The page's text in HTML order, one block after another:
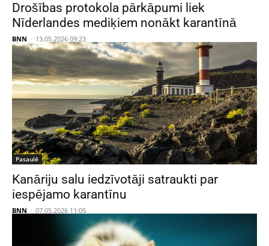
Drošības protokola pārkāpumi liek
Nīderlandes mediķiem nonākt karantīnā
BNN - 13.05.2026 09:23
Pasaulē
Kanāriju salu iedzīvotāji satraukti par
iespējamo karantīnu
BNN - 07.05.2026 11:05